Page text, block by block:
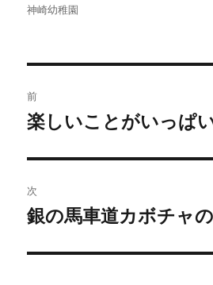
稿
神崎幼稚園
稿
ビ
ゲ
ー
前
前
投
稿:
楽しいことがいっぱ
次
次
投
銀の馬車道カボチャ